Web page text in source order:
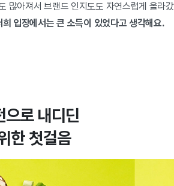
많아져서 브랜드 인지도도 자연스럽게 올라
입장에서는 큰 소득이 있었다고 생각해요.
으로 내디딘
한 첫걸음